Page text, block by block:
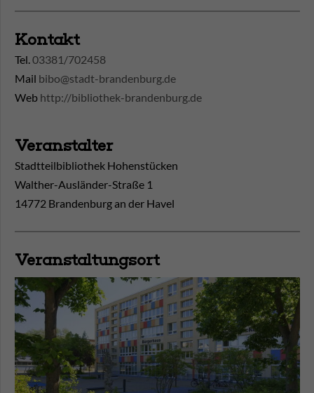
Kontakt
Tel.03381/702458
Mail bibo@stadt-brandenburg.de
Web http://bibliothek-brandenburg.de
Veranstalter
Stadtteilbibliothek Hohenstücken
Walther-Ausländer-Straße 1
14772 Brandenburg an der Havel
Veranstaltungsort